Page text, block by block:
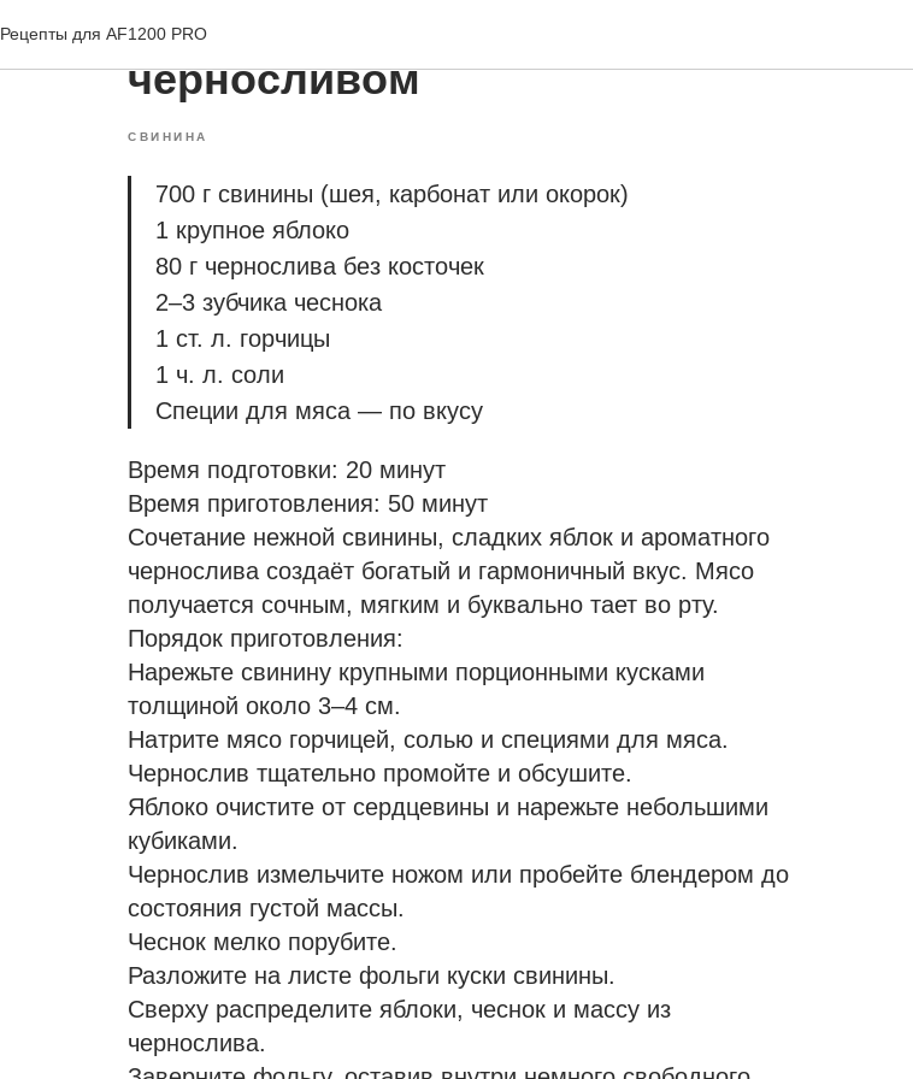
Рецепты для AF1200 PROСвинина с яблоками и
черносливом
СВИНИНА
700 г свинины (шея, карбонат или окорок)
1 крупное яблоко
80 г чернослива без косточек
2–3 зубчика чеснока
1 ст. л. горчицы
1 ч. л. соли
Специи для мяса — по вкусу
Время подготовки: 20 минут
Время приготовления: 50 минут
Сочетание нежной свинины, сладких яблок и ароматного
чернослива создаёт богатый и гармоничный вкус. Мясо
получается сочным, мягким и буквально тает во рту.
Порядок приготовления:
Нарежьте свинину крупными порционными кусками
толщиной около 3–4 см.
Натрите мясо горчицей, солью и специями для мяса.
Чернослив тщательно промойте и обсушите.
Яблоко очистите от сердцевины и нарежьте небольшими
кубиками.
Чернослив измельчите ножом или пробейте блендером до
состояния густой массы.
Чеснок мелко порубите.
Разложите на листе фольги куски свинины.
Сверху распределите яблоки, чеснок и массу из
чернослива.